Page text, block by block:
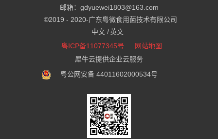
邮箱：gdyuewei1803@163.com
©2019 - 2020-广东粤微食用菌技术有限公司
中文 /英文
粤ICP备11077345号
网站地图
犀牛云提供企业云服务
粤公网安备 44011602000534号